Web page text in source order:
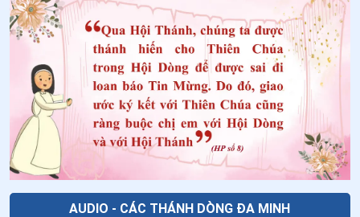
AUDIO - CÁC THÁNH DÒNG ĐA MINH